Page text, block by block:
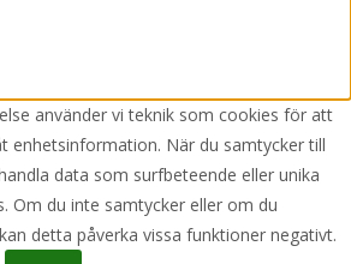
använder vi teknik som cookies för att
enhetsinformation. När du samtycker till
data som surfbeteende eller unika
Om du inte samtycker eller om du
detta påverka vissa funktioner negativt.